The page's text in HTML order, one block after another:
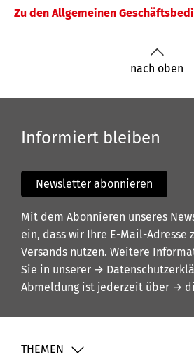
Zu den Allgemeinen
nach oben
Informiert bleiben
Newsletter abonnieren
Mit dem Abonnieren unseres
ein, dass wir Ihre E-Mail-Adresse
Versands nutzen. Weitere
Sie in unserer →
Abmeldung ist jederzeit über →
THEMEN